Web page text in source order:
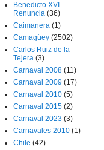
Benedicto XVI
Renuncia (36)
Caimanera (1)
Camagüey (2502)
Carlos Ruiz de la
Tejera (3)
Carnaval 2008 (11)
Carnaval 2009 (17)
Carnaval 2010 (5)
Carnaval 2015 (2)
Carnaval 2023 (3)
Carnavales 2010 (1)
Chile (42)